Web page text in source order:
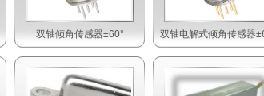
双轴倾角传感器±60° 双轴电解式倾角传感器